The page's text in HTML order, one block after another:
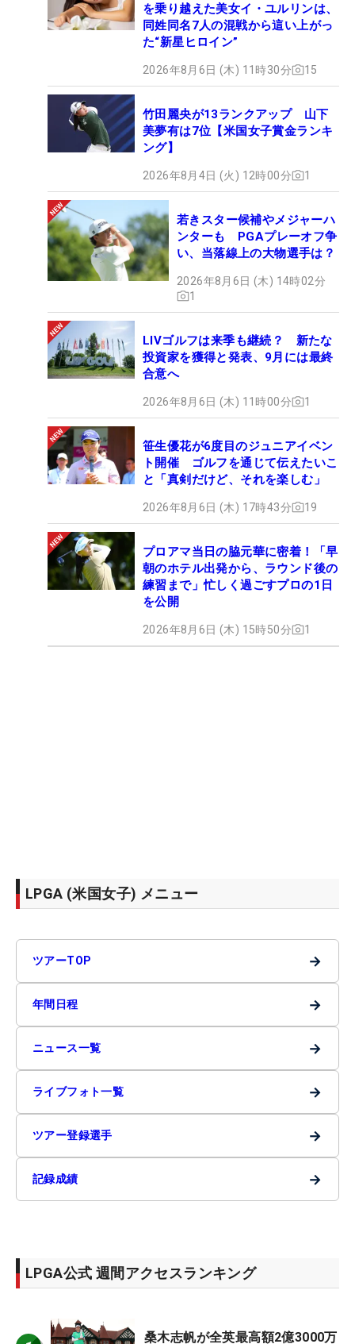
を乗り越えた美女イ・ユルリンは、
同姓同名7人の混戦から這い上がっ
た“新星ヒロイン”
2026年8月6日 (木) 11時30分 15
竹田麗央が13ランクアップ 山下
美夢有は7位【米国女子賞金ランキ
ング】
2026年8月4日 (火) 12時00分 1
若きスター候補やメジャーハ
ンターも PGAプレーオフ争
い、当落線上の大物選手は？
2026年8月6日 (木) 14時02分
1
LIVゴルフは来季も継続？ 新たな
投資家を獲得と発表、9月には最終
合意へ
2026年8月6日 (木) 11時00分 1
笹生優花が6度目のジュニアイベン
ト開催 ゴルフを通じて伝えたいこ
と「真剣だけど、それを楽しむ」
2026年8月6日 (木) 17時43分 19
プロアマ当日の脇元華に密着！「早
朝のホテル出発から、ラウンド後の
練習まで」忙しく過ごすプロの1日
を公開
2026年8月6日 (木) 15時50分 1
LPGA (米国女子) メニュー
ツアーTOP →
年間日程 →
ニュース一覧 →
ライブフォト一覧 →
ツアー登録選手 →
記録成績 →
LPGA公式 週間アクセスランキング
桑木志帆が全英最高額2億3000万